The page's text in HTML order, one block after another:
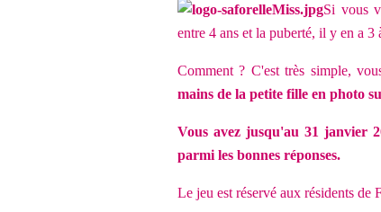
Si vous
entre 4 ans et la puberté, il y en a 3
Comment ? C'est très simple,
mains de la petite fille en photo
Vous avez jusqu'au 31 janvier
parmi les bonnes réponses.
Le jeu est réservé aux résidents de